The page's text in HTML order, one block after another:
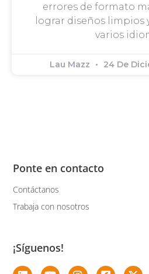
errores de formato
lograr diseños limpios
varios
Lau Mazz 24 De
Ponte en contacto
Contáctanos
Trabaja con nosotros
¡Síguenos!